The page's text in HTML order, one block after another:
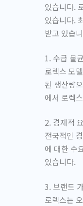
있습니다.
있습니다.
받고 있습
1. 수급 불
로렉스 모
된 생산량
에서 로렉
2. 경제적
전국적인
에 대한 수
있습니다.
3. 브랜드
로렉스는